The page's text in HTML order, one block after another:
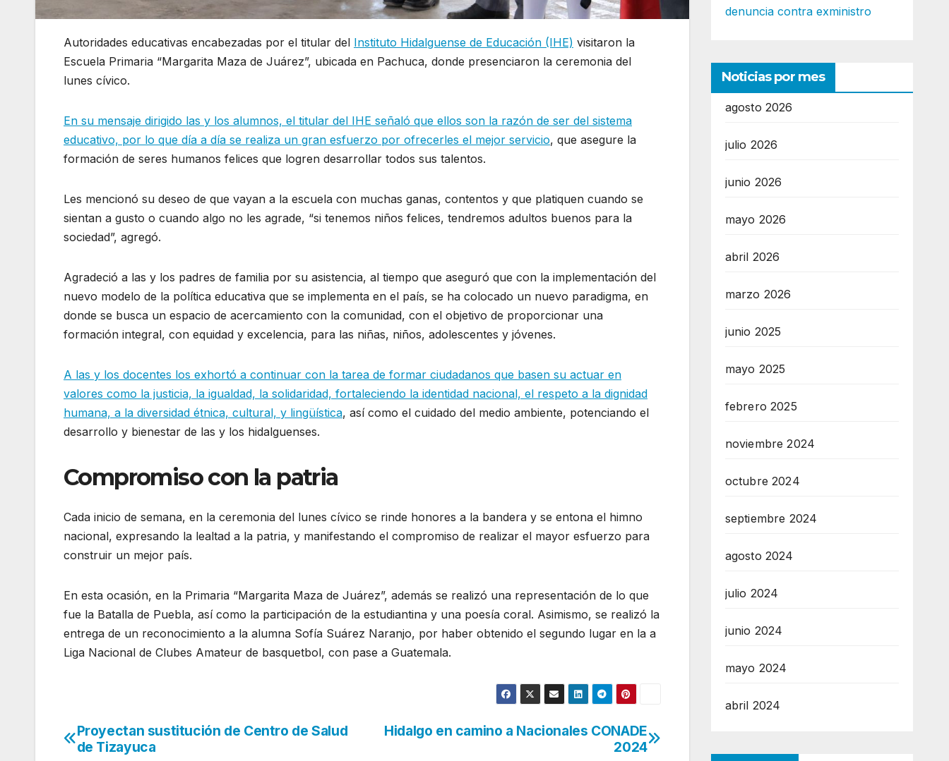
Autoridades educativas encabezadas por el titular del Instituto Hidalguense de Educación (IHE) visitaron la
Escuela Primaria “Margarita Maza de Juárez”, ubicada en Pachuca, donde presenciaron la ceremonia del
lunes cívico.
En su mensaje dirigido las y los alumnos, el titular del IHE señaló que ellos son la razón de ser del sistema
educativo, por lo que día a día se realiza un gran esfuerzo por ofrecerles el mejor servicio, que asegure la
formación de seres humanos felices que logren desarrollar todos sus talentos.
Les mencionó su deseo de que vayan a la escuela con muchas ganas, contentos y que platiquen cuando se
sientan a gusto o cuando algo no les agrade, “si tenemos niños felices, tendremos adultos buenos para la
sociedad”, agregó.
Agradeció a las y los padres de familia por su asistencia, al tiempo que aseguró que con la implementación del
nuevo modelo de la política educativa que se implementa en el país, se ha colocado un nuevo paradigma, en
donde se busca un espacio de acercamiento con la comunidad, con el objetivo de proporcionar una
formación integral, con equidad y excelencia, para las niñas, niños, adolescentes y jóvenes.
A las y los docentes los exhortó a continuar con la tarea de formar ciudadanos que basen su actuar en
valores como la justicia, la igualdad, la solidaridad, fortaleciendo la identidad nacional, el respeto a la dignidad
humana, a la diversidad étnica, cultural, y lingüística, así como el cuidado del medio ambiente, potenciando el
desarrollo y bienestar de las y los hidalguenses.
Compromiso con la patria
Cada inicio de semana, en la ceremonia del lunes cívico se rinde honores a la bandera y se entona el himno
nacional, expresando la lealtad a la patria, y manifestando el compromiso de realizar el mayor esfuerzo para
construir un mejor país.
En esta ocasión, en la Primaria “Margarita Maza de Juárez”, además se realizó una representación de lo que
fue la Batalla de Puebla, así como la participación de la estudiantina y una poesía coral. Asimismo, se realizó la
entrega de un reconocimiento a la alumna Sofía Suárez Naranjo, por haber obtenido el segundo lugar en la a
Liga Nacional de Clubes Amateur de basquetbol, con pase a Guatemala.
Navegación
Hidalgo en camino a Nacionales CONADE
2024
Proyectan sustitución de Centro de Salud
de Tizayuca
denuncia contra exministro
Noticias por mes
agosto 2026
julio 2026
junio 2026
mayo 2026
abril 2026
marzo 2026
junio 2025
mayo 2025
febrero 2025
noviembre 2024
octubre 2024
septiembre 2024
agosto 2024
julio 2024
junio 2024
mayo 2024
abril 2024